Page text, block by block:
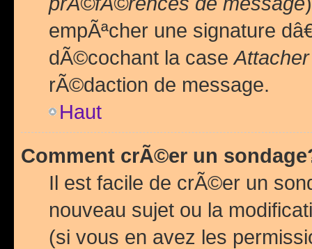
empÃªcher une signature
dÃ©cochant la case
rÃ©daction de message.
Haut
Comment crÃ©er un
Il est facile de crÃ©er un
nouveau sujet ou la
(si vous en avez les